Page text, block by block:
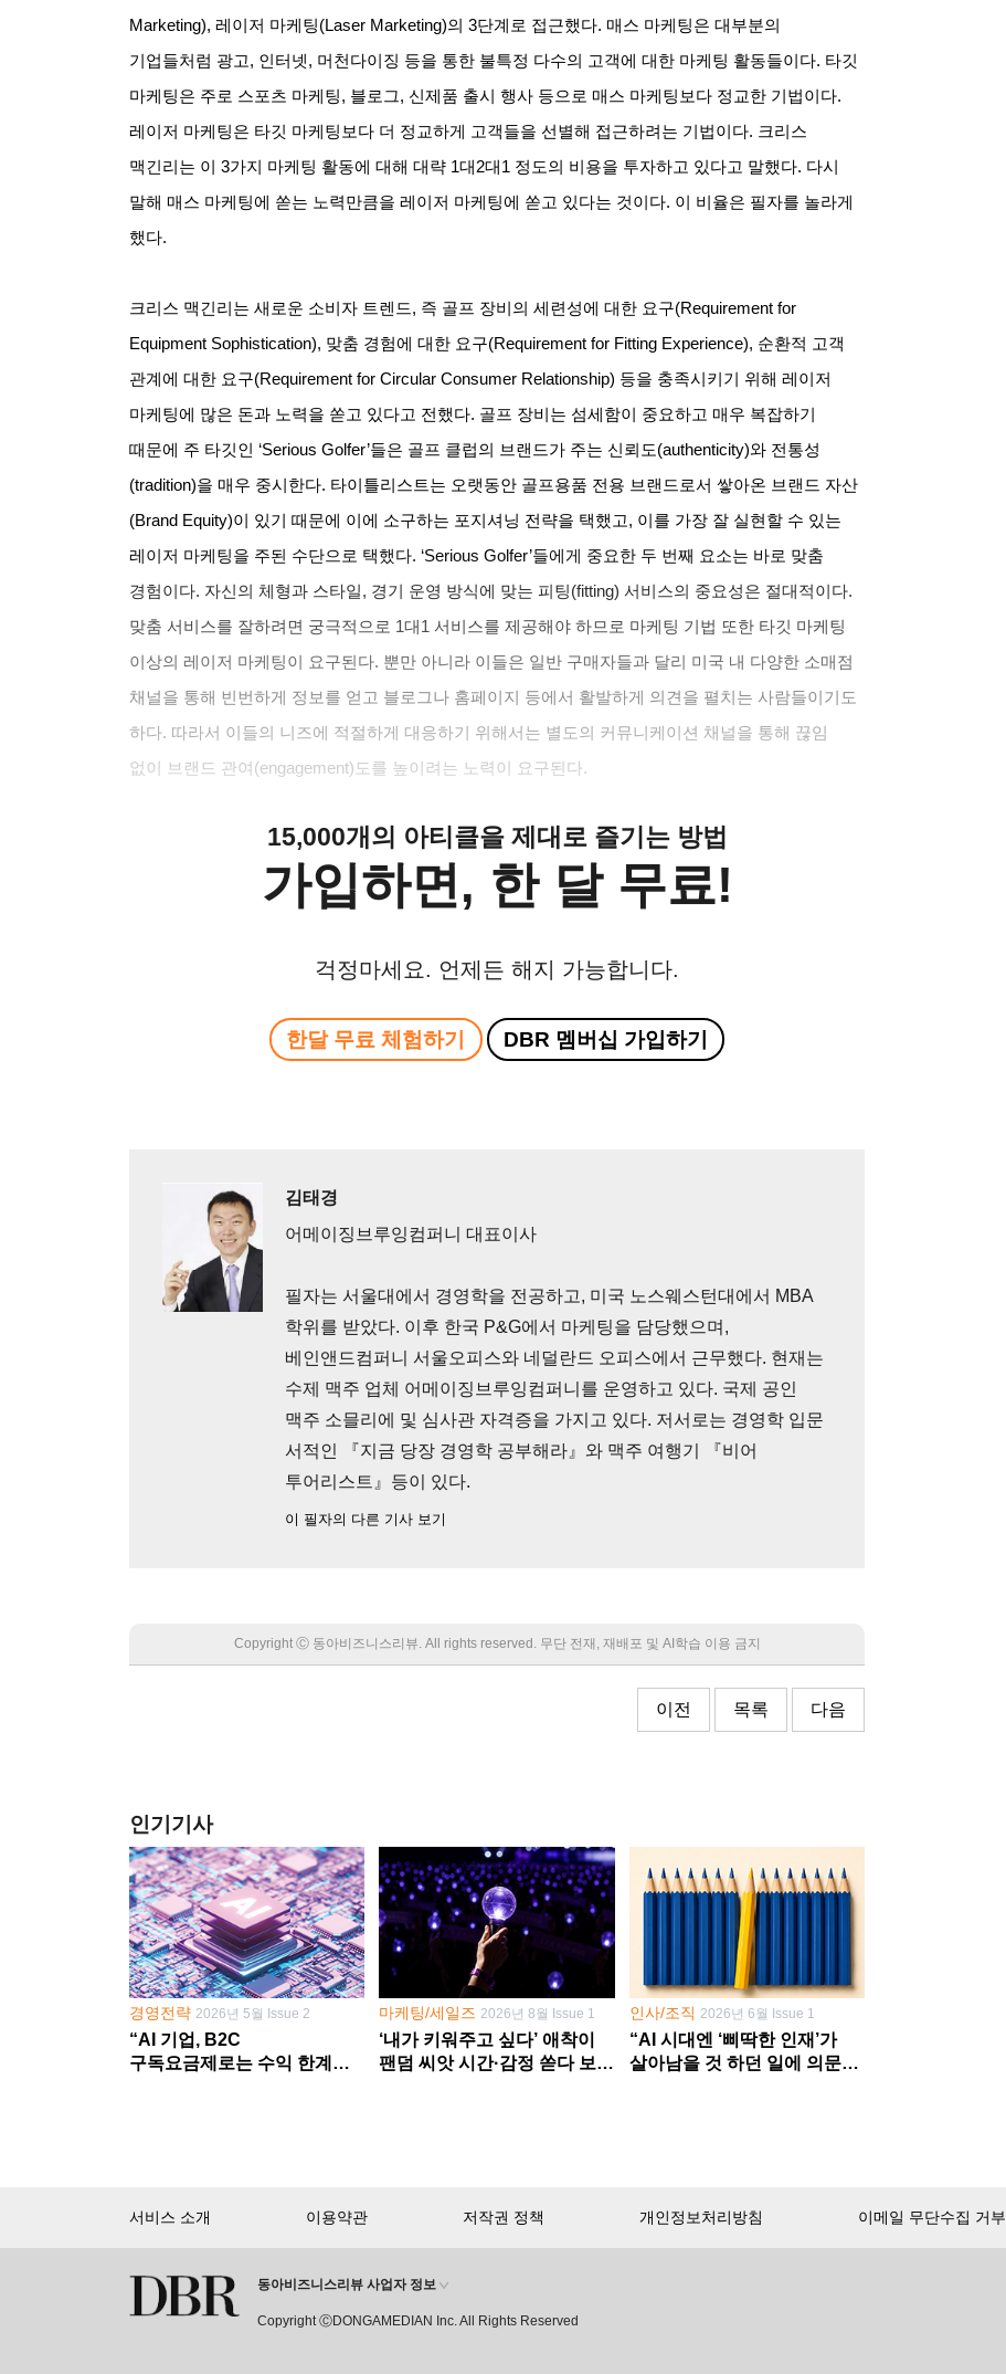
Marketing), 레이저 마케팅(Laser Marketing)의 3단계로 접근했다. 매스 마케팅은 대부분의
기업들처럼 광고, 인터넷, 머천다이징 등을 통한 불특정 다수의 고객에 대한 마케팅 활동들이다. 타깃
마케팅은 주로 스포츠 마케팅, 블로그, 신제품 출시 행사 등으로 매스 마케팅보다 정교한 기법이다.
레이저 마케팅은 타깃 마케팅보다 더 정교하게 고객들을 선별해 접근하려는 기법이다. 크리스
맥긴리는 이 3가지 마케팅 활동에 대해 대략 1대2대1 정도의 비용을 투자하고 있다고 말했다. 다시
말해 매스 마케팅에 쏟는 노력만큼을 레이저 마케팅에 쏟고 있다는 것이다. 이 비율은 필자를 놀라게
했다.
크리스 맥긴리는 새로운 소비자 트렌드, 즉 골프 장비의 세련성에 대한 요구(Requirement for
Equipment Sophistication), 맞춤 경험에 대한 요구(Requirement for Fitting Experience), 순환적 고객
관계에 대한 요구(Requirement for Circular Consumer Relationship) 등을 충족시키기 위해 레이저
마케팅에 많은 돈과 노력을 쏟고 있다고 전했다. 골프 장비는 섬세함이 중요하고 매우 복잡하기
때문에 주 타깃인 ‘Serious Golfer’들은 골프 클럽의 브랜드가 주는 신뢰도(authenticity)와 전통성
(tradition)을 매우 중시한다. 타이틀리스트는 오랫동안 골프용품 전용 브랜드로서 쌓아온 브랜드 자산
(Brand Equity)이 있기 때문에 이에 소구하는 포지셔닝 전략을 택했고, 이를 가장 잘 실현할 수 있는
레이저 마케팅을 주된 수단으로 택했다. ‘Serious Golfer’들에게 중요한 두 번째 요소는 바로 맞춤
경험이다. 자신의 체형과 스타일, 경기 운영 방식에 맞는 피팅(fitting) 서비스의 중요성은 절대적이다.
맞춤 서비스를 잘하려면 궁극적으로 1대1 서비스를 제공해야 하므로 마케팅 기법 또한 타깃 마케팅
이상의 레이저 마케팅이 요구된다. 뿐만 아니라 이들은 일반 구매자들과 달리 미국 내 다양한 소매점
채널을 통해 빈번하게 정보를 얻고 블로그나 홈페이지 등에서 활발하게 의견을 펼치는 사람들이기도
하다. 따라서 이들의 니즈에 적절하게 대응하기 위해서는 별도의 커뮤니케이션 채널을 통해 끊임
없이 브랜드 관여(engagement)도를 높이려는 노력이 요구된다.
15,000개의 아티클을 제대로 즐기는 방법
가입하면, 한 달 무료!
걱정마세요. 언제든 해지 가능합니다.
한달 무료 체험하기 DBR 멤버십 가입하기
김태경
어메이징브루잉컴퍼니 대표이사
필자는 서울대에서 경영학을 전공하고, 미국 노스웨스턴대에서 MBA
학위를 받았다. 이후 한국 P&G에서 마케팅을 담당했으며,
베인앤드컴퍼니 서울오피스와 네덜란드 오피스에서 근무했다. 현재는
수제 맥주 업체 어메이징브루잉컴퍼니를 운영하고 있다. 국제 공인
맥주 소믈리에 및 심사관 자격증을 가지고 있다. 저서로는 경영학 입문
서적인 『지금 당장 경영학 공부해라』와 맥주 여행기 『비어
투어리스트』등이 있다.
이 필자의 다른 기사 보기
Copyright Ⓒ 동아비즈니스리뷰. All rights reserved. 무단 전재, 재배포 및 AI학습 이용 금지
이전 목록 다음
인기기사
경영전략 2026년 5월 Issue 2
“AI 기업, B2C
구독요금제로는 수익 한계
마케팅/세일즈 2026년 8월 Issue 1
‘내가 키워주고 싶다’ 애착이
팬덤 씨앗 시간·감정 쏟다 보면
인사/조직 2026년 6월 Issue 1
“AI 시대엔 ‘삐딱한 인재’가
살아남을 것 하던 일에 의문
회원 가입만 해도, DBR 월정액 서비스 첫 달 무료!
서비스 소개 이용약관 저작권 정책 개인정보처리방침 이메일 무단수집 거부
동아비즈니스리뷰 사업자 정보
Copyright ⒸDONGAMEDIAN Inc. All Rights Reserved